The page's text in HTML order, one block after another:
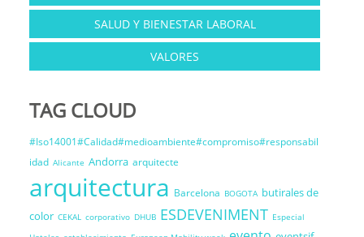
SALUD Y BIENESTAR LABORAL
VALORES
TAG CLOUD
#Iso14001#Calidad#medioambiente#compromiso#responsabil
idad Alicante Andorra arquitecte
arquitectura Barcelona BOGOTA butirales de
color CEKAL corporativo DHUB ESDEVENIMENT Especial